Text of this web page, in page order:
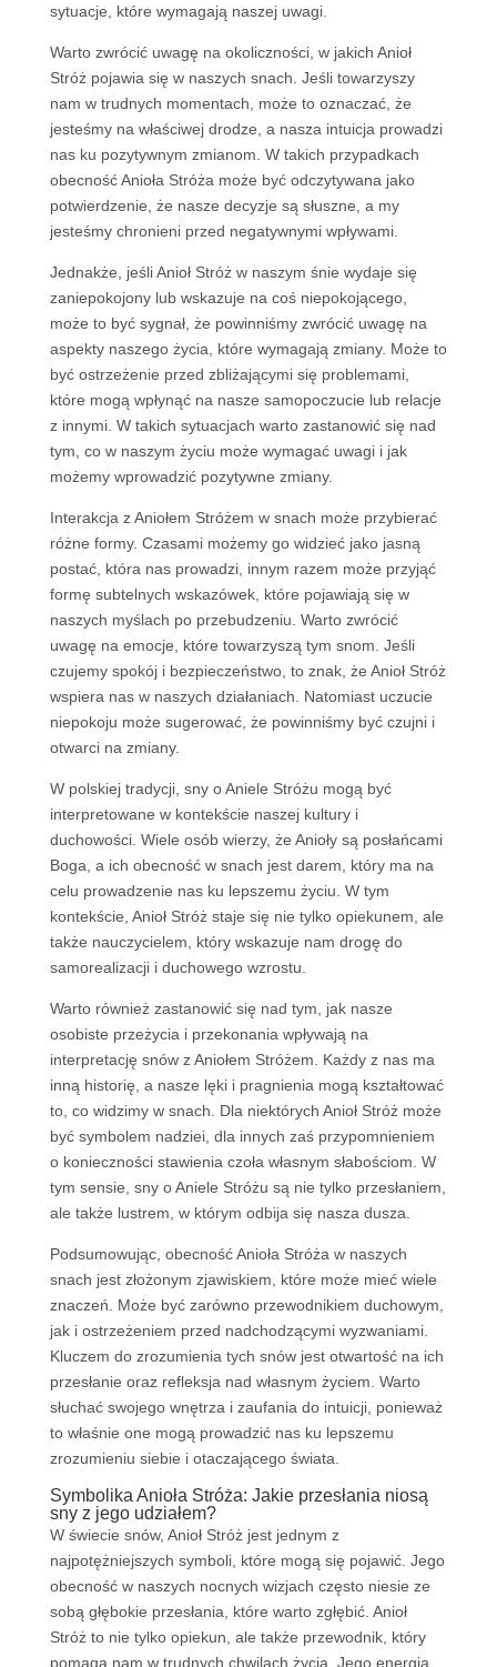
sytuacje, które wymagają naszej uwagi.
Warto zwrócić uwagę na okoliczności, w jakich Anioł
Stróż pojawia się w naszych snach. Jeśli towarzyszy
nam w trudnych momentach, może to oznaczać, że
jesteśmy na właściwej drodze, a nasza intuicja prowadzi
nas ku pozytywnym zmianom. W takich przypadkach
obecność Anioła Stróża może być odczytywana jako
potwierdzenie, że nasze decyzje są słuszne, a my
jesteśmy chronieni przed negatywnymi wpływami.
Jednakże, jeśli Anioł Stróż w naszym śnie wydaje się
zaniepokojony lub wskazuje na coś niepokojącego,
może to być sygnał, że powinniśmy zwrócić uwagę na
aspekty naszego życia, które wymagają zmiany. Może to
być ostrzeżenie przed zbliżającymi się problemami,
które mogą wpłynąć na nasze samopoczucie lub relacje
z innymi. W takich sytuacjach warto zastanowić się nad
tym, co w naszym życiu może wymagać uwagi i jak
możemy wprowadzić pozytywne zmiany.
Interakcja z Aniołem Stróżem w snach może przybierać
różne formy. Czasami możemy go widzieć jako jasną
postać, która nas prowadzi, innym razem może przyjąć
formę subtelnych wskazówek, które pojawiają się w
naszych myślach po przebudzeniu. Warto zwrócić
uwagę na emocje, które towarzyszą tym snom. Jeśli
czujemy spokój i bezpieczeństwo, to znak, że Anioł Stróż
wspiera nas w naszych działaniach. Natomiast uczucie
niepokoju może sugerować, że powinniśmy być czujni i
otwarci na zmiany.
W polskiej tradycji, sny o Aniele Stróżu mogą być
interpretowane w kontekście naszej kultury i
duchowości. Wiele osób wierzy, że Anioły są posłańcami
Boga, a ich obecność w snach jest darem, który ma na
celu prowadzenie nas ku lepszemu życiu. W tym
kontekście, Anioł Stróż staje się nie tylko opiekunem, ale
także nauczycielem, który wskazuje nam drogę do
samorealizacji i duchowego wzrostu.
Warto również zastanowić się nad tym, jak nasze
osobiste przeżycia i przekonania wpływają na
interpretację snów z Aniołem Stróżem. Każdy z nas ma
inną historię, a nasze lęki i pragnienia mogą kształtować
to, co widzimy w snach. Dla niektórych Anioł Stróż może
być symbolem nadziei, dla innych zaś przypomnieniem
o konieczności stawienia czoła własnym słabościom. W
tym sensie, sny o Aniele Stróżu są nie tylko przesłaniem,
ale także lustrem, w którym odbija się nasza dusza.
Podsumowując, obecność Anioła Stróża w naszych
snach jest złożonym zjawiskiem, które może mieć wiele
znaczeń. Może być zarówno przewodnikiem duchowym,
jak i ostrzeżeniem przed nadchodzącymi wyzwaniami.
Kluczem do zrozumienia tych snów jest otwartość na ich
przesłanie oraz refleksja nad własnym życiem. Warto
słuchać swojego wnętrza i zaufania do intuicji, ponieważ
to właśnie one mogą prowadzić nas ku lepszemu
zrozumieniu siebie i otaczającego świata.
Symbolika Anioła Stróża: Jakie przesłania niosą
sny z jego udziałem?
W świecie snów, Anioł Stróż jest jednym z
najpotężniejszych symboli, które mogą się pojawić. Jego
obecność w naszych nocnych wizjach często niesie ze
sobą głębokie przesłania, które warto zgłębić. Anioł
Stróż to nie tylko opiekun, ale także przewodnik, który
pomaga nam w trudnych chwilach życia. Jego energia